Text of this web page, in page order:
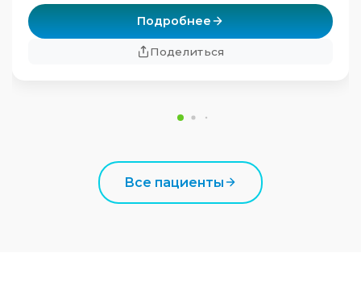
Подробнее
Поделиться
Все пациенты